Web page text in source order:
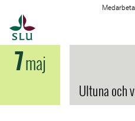
7maj
Ultuna och